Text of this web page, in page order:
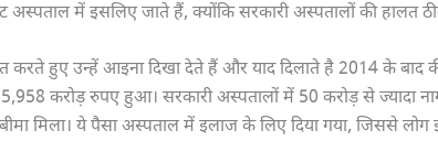
अस्पताल में इसलिए जाते हैं, क्योंकि सरकारी अस्पतालों की हालत
करते हुए उन्हें आइना दिखा देते हैं और याद दिलाते है 2014 के बाद
करोड़ रुपए हुआ। सरकारी अस्पतालों में 50 करोड़ से ज्यादा
मिला। ये पैसा अस्पताल में इलाज के लिए दिया गया, जिससे